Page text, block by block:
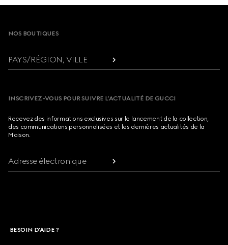
NOS BOUTIQUES
PAYS/RÉGION, VILLE
INSCRIVEZ-VOUS POUR SUIVRE L’ACTUALITÉ DE GUCCI
Recevez des informations exclusives sur le lancement de la collection,
des communications personnalisées et les dernières actualités de la
Maison.
Adresse électronique
BESOIN D'AIDE ?